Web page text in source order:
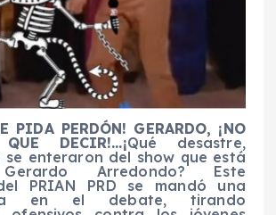
PIDA PERDÓN! GERARDO, ¡NO
DECIR!…¡Qué desastre,
se enteraron del show que está
Arredondo? Este
PRIAN PRD se mandó una
en el debate, tirando